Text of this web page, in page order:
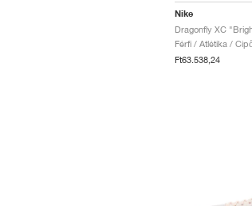
Nike
Férfi / Atlétika /
Ft63.538,24